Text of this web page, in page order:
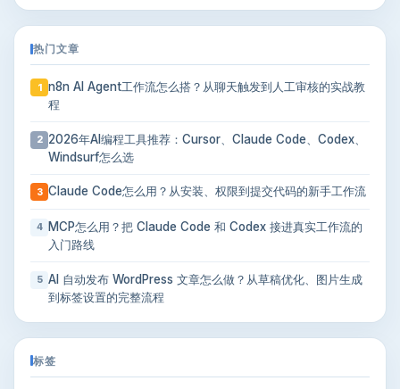
热门文章
1 n8n AI Agent工作流怎么搭？从聊天触发到人工审核的实战教
程
2 2026年AI编程工具推荐：Cursor、Claude Code、Codex、
Windsurf怎么选
3 Claude Code怎么用？从安装、权限到提交代码的新手工作流
4
MCP怎么用？把 Claude Code 和 Codex 接进真实工作流的
入门路线
5 AI 自动发布 WordPress 文章怎么做？从草稿优化、图片生成
到标签设置的完整流程
标签